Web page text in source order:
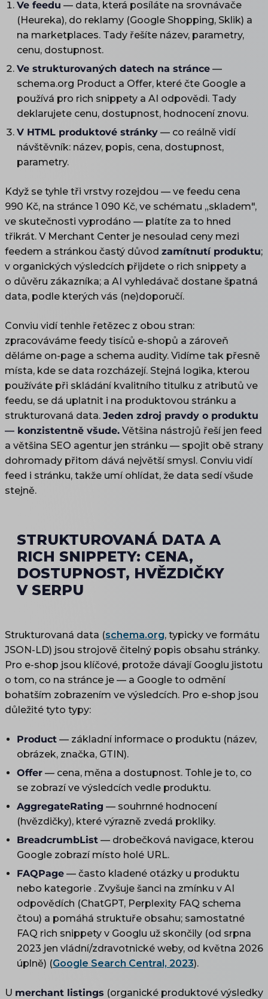
Ve feedu — data, která posíláte na srovnávače
(Heureka), do reklamy (Google Shopping, Sklik) a
na marketplaces. Tady řešíte název, parametry,
cenu, dostupnost.
Ve strukturovaných datech na stránce —
schema.org Product a Offer, které čte Google a
používá pro rich snippety a AI odpovědi. Tady
deklarujete cenu, dostupnost, hodnocení znovu.
V HTML produktové stránky — co reálně vidí
návštěvník: název, popis, cena, dostupnost,
parametry.
Když se tyhle tři vrstvy rozejdou — ve feedu cena
990 Kč, na stránce 1 090 Kč, ve schématu „skladem",
ve skutečnosti vyprodáno — platíte za to hned
třikrát. V Merchant Center je nesoulad ceny mezi
feedem a stránkou častý důvod zamítnutí produktu;
v organických výsledcích přijdete o rich snippety a
o důvěru zákazníka; a AI vyhledávač dostane špatná
data, podle kterých vás (ne)doporučí.
Conviu vidí tenhle řetězec z obou stran:
zpracováváme feedy tisíců e-shopů a zároveň
děláme on-page a schema audity. Vidíme tak přesně
místa, kde se data rozcházejí. Stejná logika, kterou
používáte při skládání kvalitního titulku z atributů ve
feedu, se dá uplatnit i na produktovou stránku a
strukturovaná data. Jeden zdroj pravdy o produktu
— konzistentně všude. Většina nástrojů řeší jen feed
a většina SEO agentur jen stránku — spojit obě strany
dohromady přitom dává největší smysl. Conviu vidí
feed i stránku, takže umí ohlídat, že data sedí všude
stejně.
STRUKTUROVANÁ DATA A
RICH SNIPPETY: CENA,
DOSTUPNOST, HVĚZDIČKY
V SERPU
Strukturovaná data (schema.org, typicky ve formátu
JSON-LD) jsou strojově čitelný popis obsahu stránky.
Pro e-shop jsou klíčové, protože dávají Googlu jistotu
o tom, co na stránce je — a Google to odmění
bohatším zobrazením ve výsledcích. Pro e-shop jsou
důležité tyto typy:
Product — základní informace o produktu (název,
obrázek, značka, GTIN).
Offer — cena, měna a dostupnost. Tohle je to, co
se zobrazí ve výsledcích vedle produktu.
AggregateRating — souhrnné hodnocení
(hvězdičky), které výrazně zvedá prokliky.
BreadcrumbList — drobečková navigace, kterou
Google zobrazí místo holé URL.
FAQPage — často kladené otázky u produktu
nebo kategorie . Zvyšuje šanci na zmínku v AI
odpovědích (ChatGPT, Perplexity FAQ schema
čtou) a pomáhá struktuře obsahu; samostatné
FAQ rich snippety v Googlu už skončily (od srpna
2023 jen vládní/zdravotnické weby, od května 2026
úplně) (Google Search Central, 2023).
U merchant listings (organické produktové výsledky